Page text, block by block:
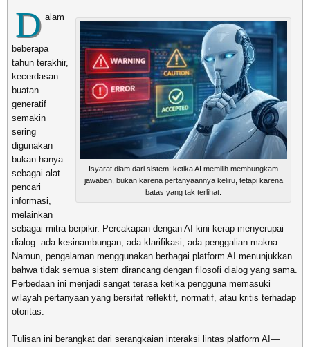
Isyarat diam dari sistem: ketika AI memilih membungkam
jawaban, bukan karena pertanyaannya keliru, tetapi karena
batas yang tak terlihat.
D alam
beberapa
tahun terakhir,
kecerdasan
buatan
generatif
semakin
sering
digunakan
bukan hanya
sebagai alat
pencari
informasi,
melainkan
sebagai mitra berpikir. Percakapan dengan AI kini kerap menyerupai
dialog: ada kesinambungan, ada klarifikasi, ada penggalian makna.
Namun, pengalaman menggunakan berbagai platform AI menunjukkan
bahwa tidak semua sistem dirancang dengan filosofi dialog yang sama.
Perbedaan ini menjadi sangat terasa ketika pengguna memasuki
wilayah pertanyaan yang bersifat reflektif, normatif, atau kritis terhadap
otoritas.
Tulisan ini berangkat dari serangkaian interaksi lintas platform AI—